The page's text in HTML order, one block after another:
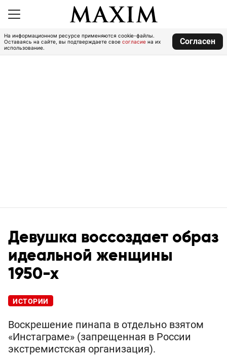
На информационном ресурсе применяются cookie-файлы.
Оставаясь на сайте, вы подтверждаете свое согласие на их
использование.
Согласен
Девушка воссоздает образ
идеальной женщины
1950-х
ИСТОРИИ
Воскрешение пинапа в отдельно взятом
«Инстаграме» (запрещенная в России
экстремистская организация).